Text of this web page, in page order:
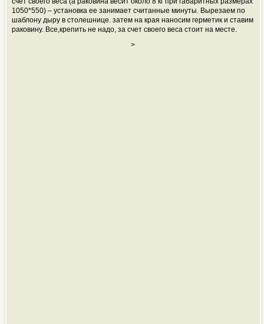
1050*550) – установка ее занимает считанные минуты. Вырезаем по
шаблону дыру в столешнице. затем на края наносим герметик и ставим
раковину. Все,крепить не надо, за счет своего веса стоит на месте.
>